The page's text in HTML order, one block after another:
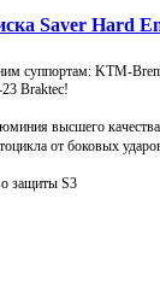
Saver Hard
суппортам: KTM-
Braktec!
высшего качества.
от боковых
защиты S3